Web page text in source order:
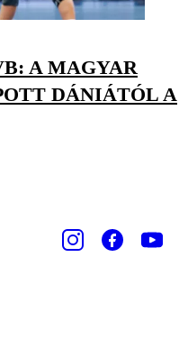
A MAGYAR
DÁNIÁTÓL A